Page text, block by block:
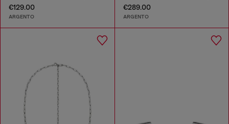
€129.00
ARGENTO
€289.00
ARGENTO